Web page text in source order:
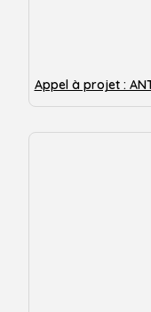
Appel à projet :